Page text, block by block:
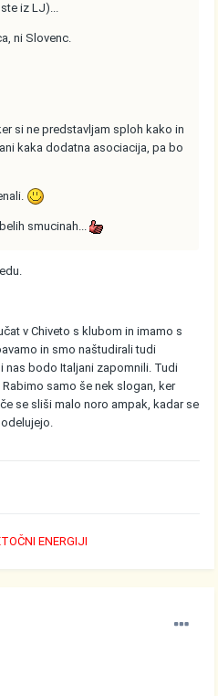
iz LJ)...
ni Slovenc.
si ne predstavljam sploh kako in
kaka dodatna asociacija, pa bo
smucinah...
v Chiveto s klubom in imamo s
in smo naštudirali tudi
nas bodo Italjani zapomnili. Tudi
samo še nek slogan, ker
se sliši malo noro ampak, kadar se
ENERGIJI